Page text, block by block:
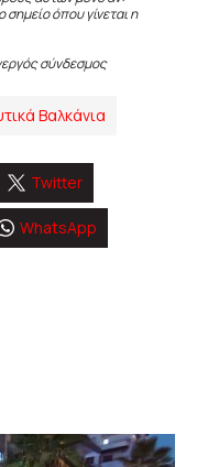
σημείο όπου γίνεται η
σύνδεσμος
Βαλκάνια
Twitter
WhatsApp